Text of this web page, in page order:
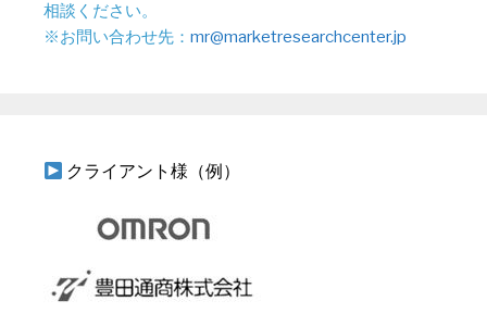
相談ください。
※お問い合わせ先： mr@marketresearchcenter.jp
クライアント様（例）